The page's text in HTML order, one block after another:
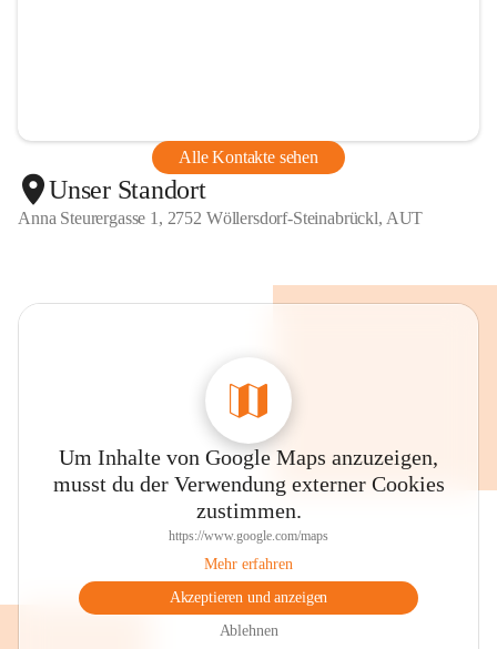
Alle Kontakte sehen
Unser Standort
Anna Steurergasse 1, 2752 Wöllersdorf-Steinabrückl, AUT
Um Inhalte von Google Maps anzuzeigen,
musst du der Verwendung externer Cookies
zustimmen.
https://www.google.com/maps
Mehr erfahren
Akzeptieren und anzeigen
Ablehnen